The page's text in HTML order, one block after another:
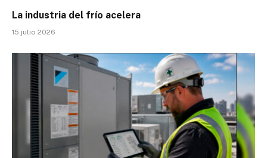
La industria del frío acelera
15 julio 2026